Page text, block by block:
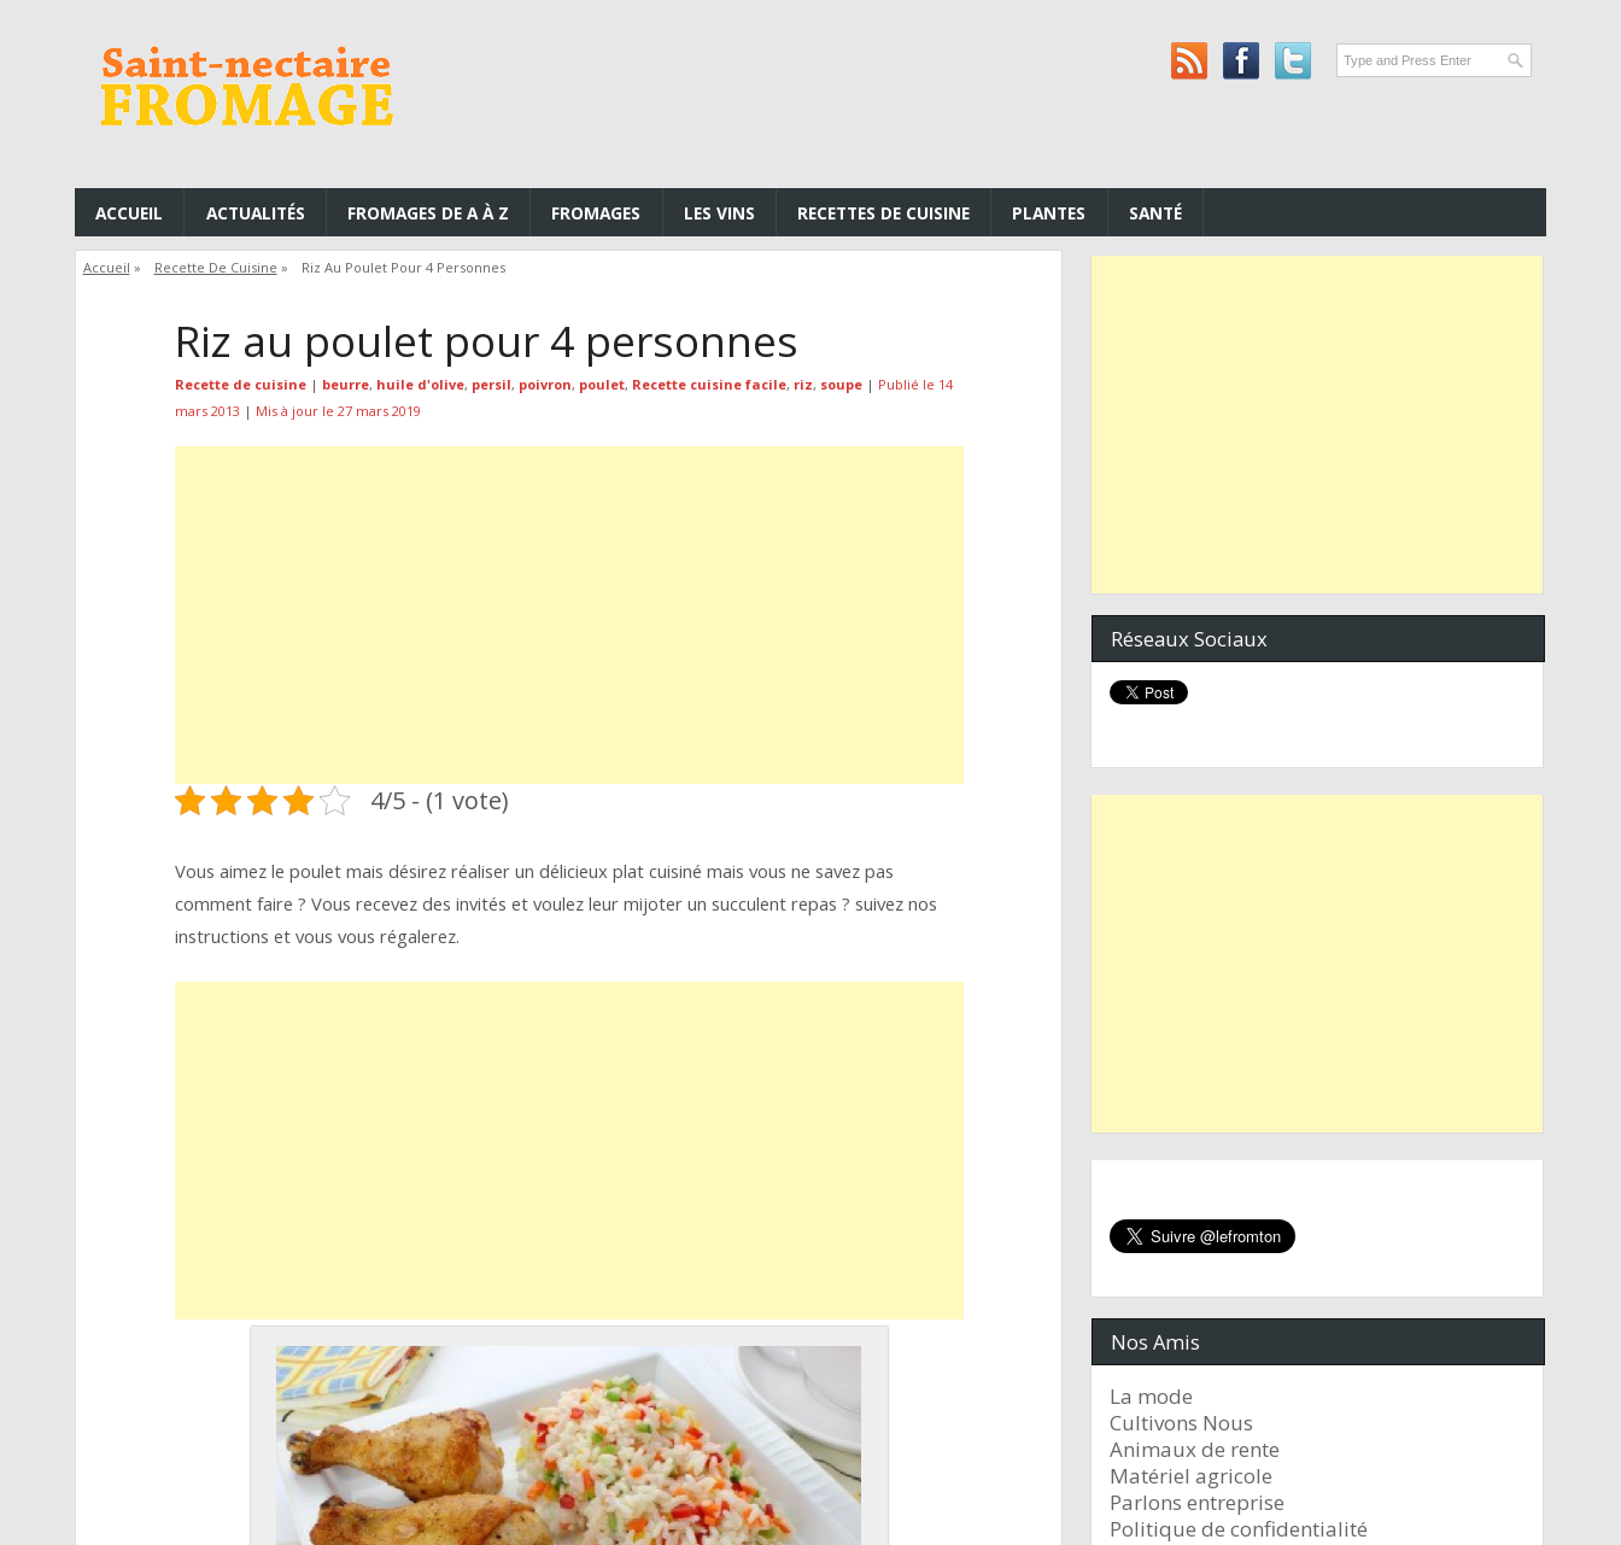
ACCUEIL ACTUALITÉS FROMAGES DE A À Z FROMAGES LES VINS RECETTES DE CUISINE PLANTES SANTÉ
Accueil » Recette De Cuisine » Riz Au Poulet Pour 4 Personnes
Riz au poulet pour 4 personnes
Recette de cuisine| beurre, huile d'olive, persil, poivron, poulet, Recette cuisine facile, riz, soupe| Publié le 14
mars 2013 | Mis à jour le 27 mars 2019
4/5 - (1 vote)
Vous aimez le poulet mais désirez réaliser un délicieux plat cuisiné mais vous ne savez pas
comment faire ? Vous recevez des invités et voulez leur mijoter un succulent repas ? suivez nos
instructions et vous vous régalerez.
Réseaux Sociaux
Nos Amis
La mode
Cultivons Nous
Animaux de rente
Matériel agricole
Parlons entreprise
Politique de confidentialité